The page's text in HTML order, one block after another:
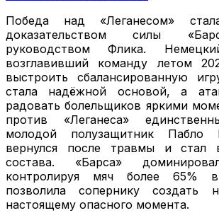
Победа над «Леганесом»
доказательством силы
руководством Флика.
возглавивший команду летом
выстроить сбалансированную
стала надёжной основой, а
радовать болельщиков яркими
против «Леганеса»
молодой полузащитник Пабло
вернулся после травмы и стал
состава. «Барса»
контролируя мяч более 65%
позволила сопернику создать
настоящему опасного момента.